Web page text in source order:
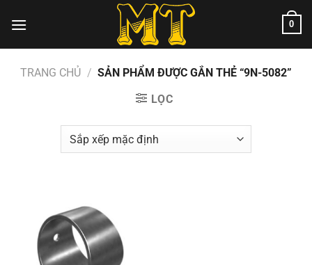
đến
0
TRANG CHỦ / SẢN PHẨM ĐƯỢC GẮN THẺ “9N-5082”
LỌC